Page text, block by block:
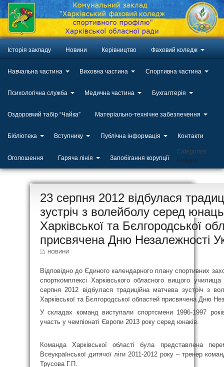
Історія закладу Новини Керівництво Фаховий коледж
Навчальна частина Виховна частина Спортивна частина
Психологічна служба Медична частина Бухгалтерія
Оздоровчий табір “Чайка” Матеріально-технічне забезпечення
Бібліотека Вступнику Публічна інформація Контакти
Оголошення Гаряча лінія Запобігання корупції
Categories
Новини
20
23 серпня 2012 відбулася
зустріч з волейболу серед
Харківської та Бєлгородської
присвячена Дню Незалежності
НОВИНИ
Відповідно до Єдиного календарного плану спортивних
спорткомплексі Харківського обласного вищого
серпня 2012 відбулася традиційна матчева зустріч з
Харківської та Бєлгородської областей присвячена Дню
У складах команд виступали спортсмени 1996-1997
участь у чемпіонаті Європи 2013 року серед юнаків.
Команда Харківської області була представлена
Всеукраїнської дитячої ліги 2011-2012 року – тренер
Трусова Г.П.